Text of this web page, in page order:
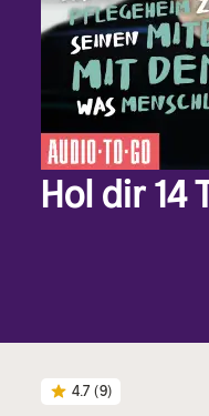
Hol dir 14
4.7 (9)